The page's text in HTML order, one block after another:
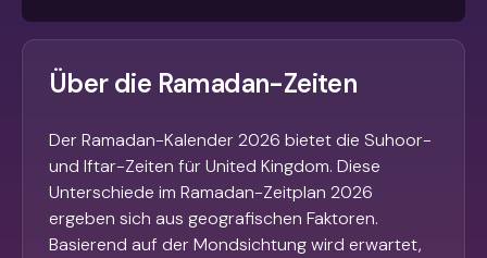
Über die Ramadan-Zeiten
Der Ramadan-Kalender 2026 bietet die Suhoor-
und Iftar-Zeiten für United Kingdom. Diese
Unterschiede im Ramadan-Zeitplan 2026
ergeben sich aus geografischen Faktoren.
Basierend auf der Mondsichtung wird erwartet,